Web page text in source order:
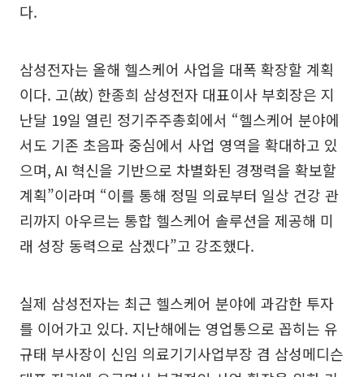
다.
삼성전자는 올해 헬스케어 사업을 대폭 확장할 계획
이다. 고(故) 한종희 삼성전자 대표이사 부회장은 지
난달 19일 열린 정기주주총회에서 “헬스케어 분야에
서도 기존 초음파 중심에서 사업 영역을 확대하고 있
으며, AI 혁신을 기반으로 차별화된 경쟁력을 확보할
계획”이라며 “이를 통해 정밀 의료부터 일상 건강 관
리까지 아우르는 통합 헬스케어 솔루션을 제공해 미
래 성장 동력으로 삼겠다”고 강조했다.
실제 삼성전자는 최근 헬스케어 분야에 과감한 투자
를 이어가고 있다. 지난해에는 영업통으로 꼽히는 유
규태 부사장이 신임 의료기기사업부장 겸 삼성메디슨